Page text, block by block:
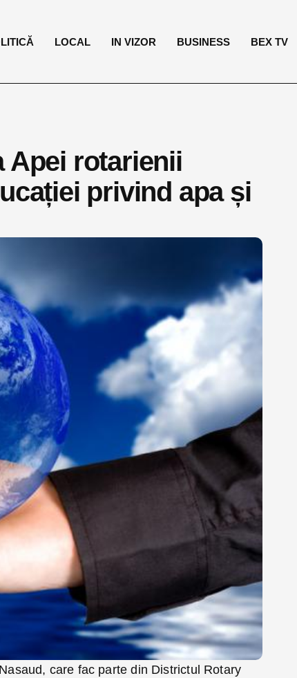
LOCAL IN VIZOR BUSINESS BEX TV
Apei rotarienii
privind apa și
care fac parte din Districtul Rotary